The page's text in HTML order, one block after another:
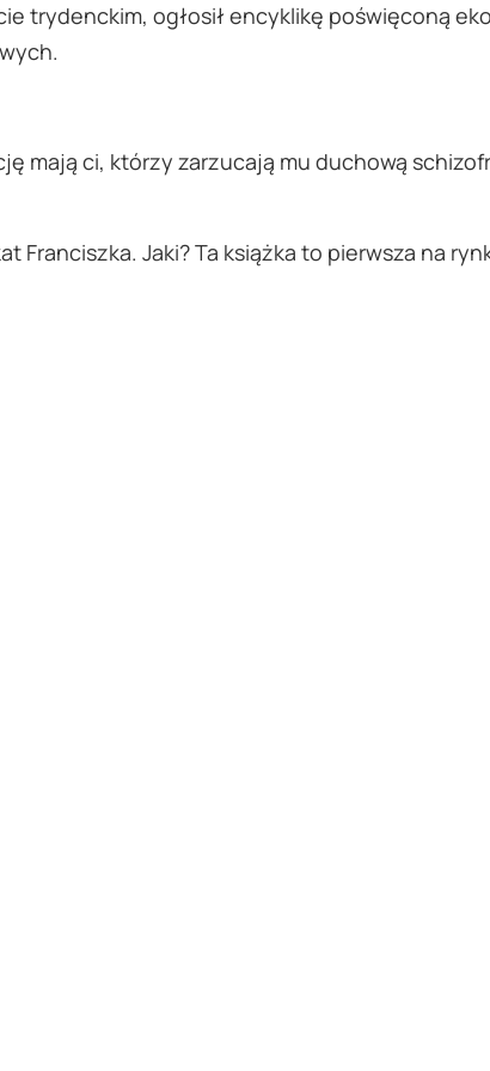
trydenckim, ogłosił encyklikę poświęconą
mają ci, którzy zarzucają mu duchową
Jaki? Ta książka to pierwsza na